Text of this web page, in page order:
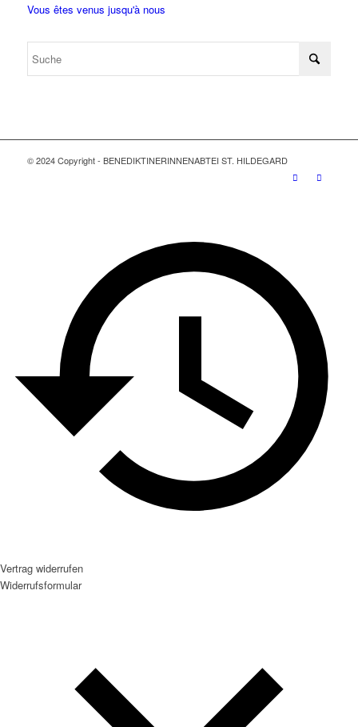
Vous êtes venus jusqu'à nous
© 2024 Copyright - BENEDIKTINERINNENABTEI ST. HILDEGARD
Vertrag widerrufen
Widerrufsformular